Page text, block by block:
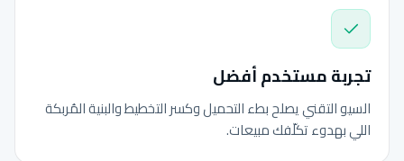
تجربة مستخدم أفضل
السيو التقني يصلح بطء التحميل وكسر التخطيط والبنية المُربكة
اللي بهدوء تكلّفك مبيعات.